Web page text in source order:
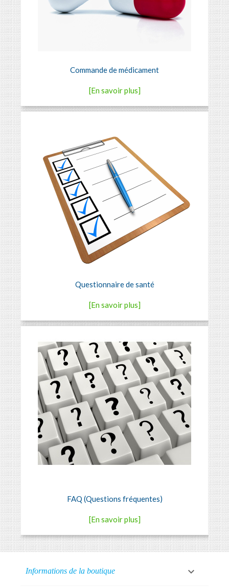
Commande de médicament
[En savoir plus]
Questionnaire de santé
[En savoir plus]
FAQ (Questions fréquentes)
[En savoir plus]
Informations de la boutique 